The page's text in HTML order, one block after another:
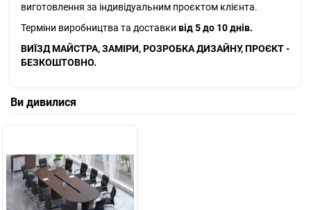
виготовлення за індивідуальним проєктом клієнта.
Терміни виробництва та доставки від 5 до 10 днів.
ВИЇЗД МАЙСТРА, ЗАМІРИ, РОЗРОБКА ДИЗАЙНУ, ПРОЄКТ -
БЕЗКОШТОВНО.
Ви дивилися